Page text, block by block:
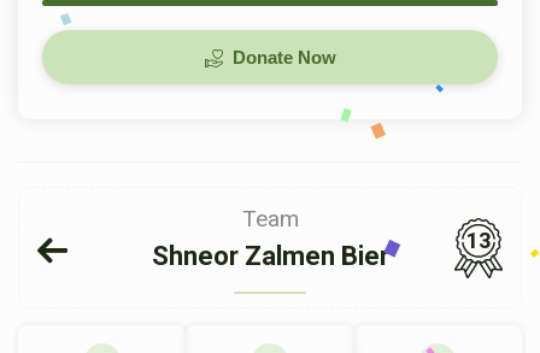
Donate Now
Team
Shneor Zalmen Bier
13